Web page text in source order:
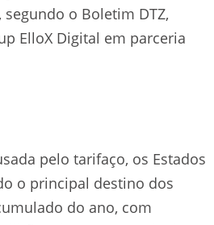
o Boletim DTZ,
ElloX Digital em parceria
pelo tarifaço, os Estados
o principal destino dos
do ano, com